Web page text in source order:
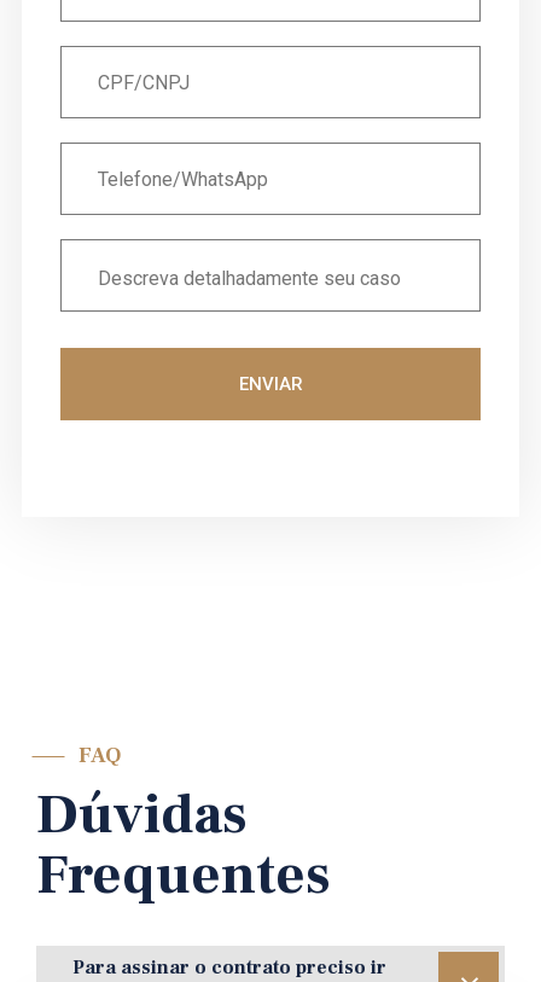
ENVIAR
FAQ
Dúvidas
Frequentes
Para assinar o contrato preciso ir